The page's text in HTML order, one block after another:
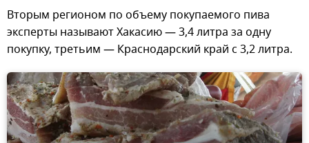
Вторым регионом по объему покупаемого пива
эксперты называют Хакасию ― 3,4 литра за одну
покупку, третьим — Краснодарский край с 3,2 литра.